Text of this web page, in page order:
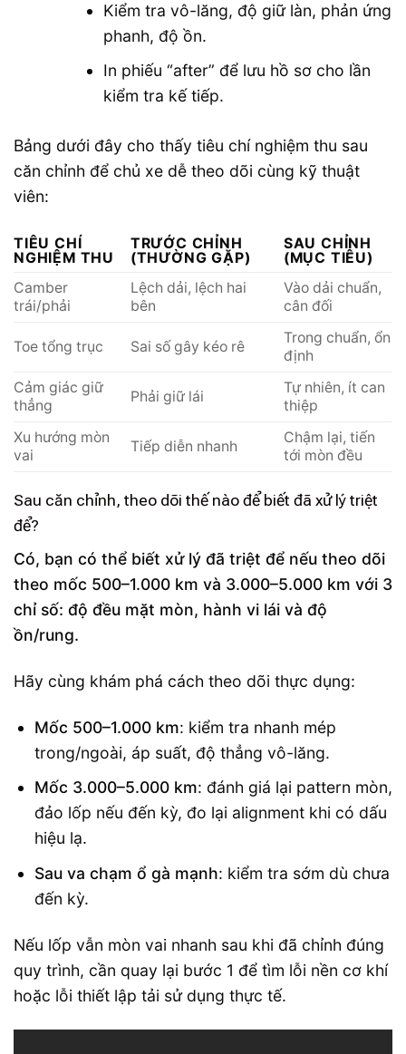
Kiểm tra vô-lăng, độ giữ làn, phản ứng
phanh, độ ồn.
In phiếu “after” để lưu hồ sơ cho lần
kiểm tra kế tiếp.
Bảng dưới đây cho thấy tiêu chí nghiệm thu sau
căn chỉnh để chủ xe dễ theo dõi cùng kỹ thuật
viên:
TIÊU CHÍ
NGHIỆM THU
TRƯỚC CHỈNH
(THƯỜNG GẶP)
SAU CHỈNH
(MỤC TIÊU)
Camber
trái/phải
Lệch dải, lệch hai
bên
Vào dải chuẩn,
cân đối
Toe tổng trục Sai số gây kéo rê
Trong chuẩn, ổn
định
Cảm giác giữ
thẳng
Phải giữ lái
Tự nhiên, ít can
thiệp
Xu hướng mòn
vai
Tiếp diễn nhanh
Chậm lại, tiến
tới mòn đều
Sau căn chỉnh, theo dõi thế nào để biết đã xử lý triệt
để?
Có, bạn có thể biết xử lý đã triệt để nếu theo dõi
theo mốc 500–1.000 km và 3.000–5.000 km với 3
chỉ số: độ đều mặt mòn, hành vi lái và độ
ồn/rung.
Hãy cùng khám phá cách theo dõi thực dụng:
Mốc 500–1.000 km: kiểm tra nhanh mép
trong/ngoài, áp suất, độ thẳng vô-lăng.
Mốc 3.000–5.000 km: đánh giá lại pattern mòn,
đảo lốp nếu đến kỳ, đo lại alignment khi có dấu
hiệu lạ.
Sau va chạm ổ gà mạnh: kiểm tra sớm dù chưa
đến kỳ.
Nếu lốp vẫn mòn vai nhanh sau khi đã chỉnh đúng
quy trình, cần quay lại bước 1 để tìm lỗi nền cơ khí
hoặc lỗi thiết lập tải sử dụng thực tế.